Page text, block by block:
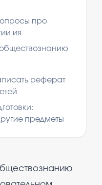
про
ия
реферат
предметы